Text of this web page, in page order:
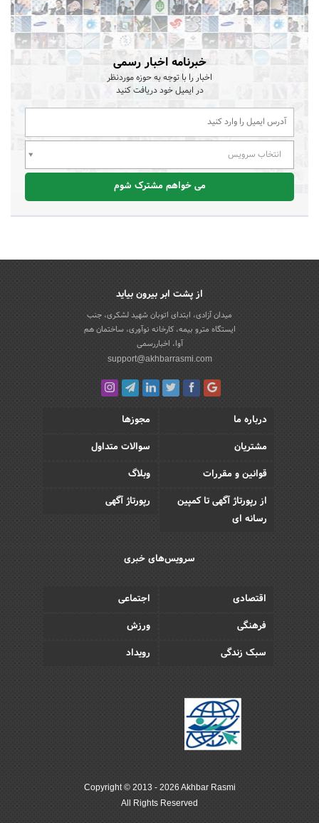
خبرنامه اخبار رسمی
اخبار را با توجه به حوزه موردنظر
در ایمیل خود دریافت کنید
انتخاب سرویس
می خواهم مشترک شوم
از پشت ابر بیرون بیاید
میدان آزادی، ابتدای اتوبان شهید لشکری، جنب
ایستگاه مترو بیمه، کارخانه نوآوری، ساختمان هم
آوا، اخباررسمی
support@akhbarrasmi.com
درباره ما
مجوزها
مشتریان
سوالات متداول
قوانین و مقررات
وبلاگ
از رپورتاژ آگهی تا کمپین
رسانه ای
رپورتاژ آگهی
سرویس‌های خبری
اقتصادی
اجتماعی
فرهنگی
ورزش
سبک زندگی
رویداد
Copyright © 2013 - 2026 Akhbar Rasmi
All Rights Reserved